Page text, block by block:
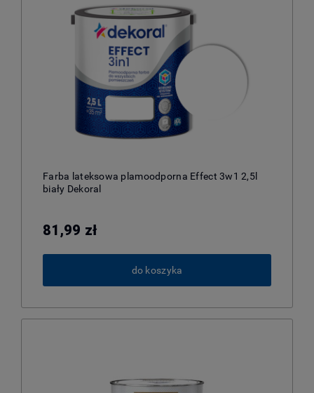
Farba lateksowa plamoodporna Effect 3w1 2,5l
biały Dekoral
81,99 zł
do koszyka